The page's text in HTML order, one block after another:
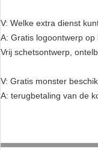
V: Welke extra dienst
A: Gratis logoontwerp op
Vrij schetsontwerp,
V: Gratis monster
A: terugbetaling van de